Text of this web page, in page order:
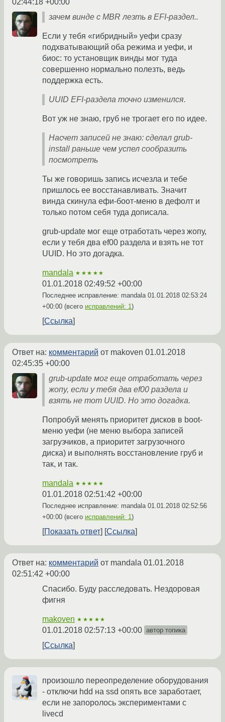
02:44:18 +00:00
зачем винде с MBR лезть в EFI-раздел..
Если у тебя «гибридный» уефи сразу
подхватывающий оба режима и уефи, и
биос: то установщик винды мог туда
совершенно нормально полезть, ведь
поддержка есть.
UUID EFI-раздела точно изменился.
Вот уж не знаю, груб не трогает его по идее.
Насчет записей не знаю: сделал grub-
install раньше чем успел сообразить
посмотреть
Ты же говоришь запись исчезла и тебе
пришлось ее восстанавливать. Значит
винда скинула ефи-боот-меню в дефолт и
только потом себя туда дописала.
grub-update мог еще отработать через жопу,
если у тебя два ef00 раздела и взять не тот
UUID. Но это догадка.
mandala ★★★★★
01.01.2018 02:49:52 +00:00
Последнее исправление: mandala 01.01.2018 02:53:24
+00:00 (всего исправлений: 1)
Ссылка
Ответ на: комментарий от makoven 01.01.2018
02:45:35 +00:00
grub-update мог еще отработать через
жопу, если у тебя два ef00 раздела и
взять не тот UUID. Но это догадка.
Попробуй менять приоритет дисков в boot-
меню уефи (не меню выбора записей
загрузчиков, а приоритет загрузочного
диска) и выполнять восстановление груб и
так, и так.
mandala ★★★★★
01.01.2018 02:51:42 +00:00
Последнее исправление: mandala 01.01.2018 02:52:56
+00:00 (всего исправлений: 1)
Показать ответ Ссылка
Ответ на: комментарий от mandala 01.01.2018
02:51:42 +00:00
Спасибо. Буду расследовать. Нездоровая
фигня
makoven ★★★★★
01.01.2018 02:57:13 +00:00 автор топика
Ссылка
произошло переопределение оборудования
- отключи hdd на ssd опять все заработает,
если не запоролось экспериментами с
livecd